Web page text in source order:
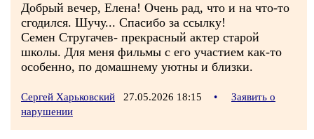
Добрый вечер, Елена! Очень рад, что и на что-то
сгодился. Шучу... Спасибо за ссылку!
Семен Стругачев- прекрасный актер старой
школы. Для меня фильмы с его участием как-то
особенно, по домашнему уютны и близки.
Сергей Харьковский 27.05.2026 18:15 •
Заявить о
нарушении